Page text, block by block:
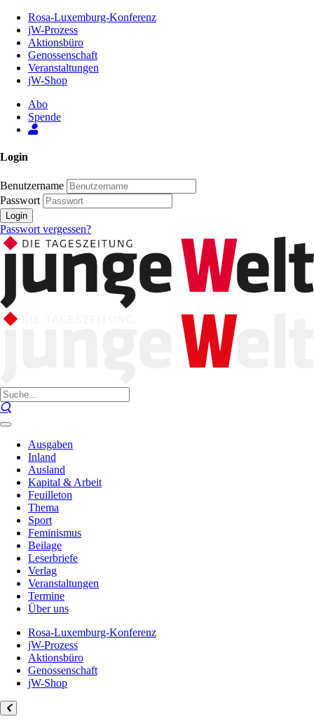
Inhalt
Seite
Rosa-Luxemburg-Konferenz
jW-Prozess
Aktionsbüro
Genossenschaft
Veranstaltungen
jW-Shop
Abo
Spende
Login
Benutzername
Passwort
Login
Passwort vergessen?
Ausgaben
Inland
Ausland
Kapital & Arbeit
Feuilleton
Thema
Sport
Feminismus
Beilage
Leserbriefe
Verlag
Veranstaltungen
Termine
Über uns
Rosa-Luxemburg-Konferenz
jW-Prozess
Aktionsbüro
Genossenschaft
jW-Shop